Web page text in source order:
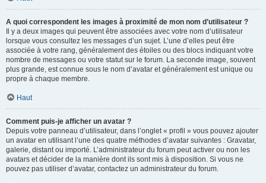
A quoi correspondent les images à proximité de mon nom d’utilisateur ?
Il y a deux images qui peuvent être associées avec votre nom d’utilisateur
lorsque vous consultez les messages d’un sujet. L’une d’elles peut être
associée à votre rang, généralement des étoiles ou des blocs indiquant votre
nombre de messages ou votre statut sur le forum. La seconde image, souvent
plus grande, est connue sous le nom d’avatar et généralement est unique ou
propre à chaque membre.
Haut
Comment puis-je afficher un avatar ?
Depuis votre panneau d’utilisateur, dans l’onglet « profil » vous pouvez ajouter
un avatar en utilisant l’une des quatre méthodes d’avatar suivantes : Gravatar,
galerie, distant ou importé. L’administrateur du forum peut activer ou non les
avatars et décider de la manière dont ils sont mis à disposition. Si vous ne
pouvez pas utiliser d’avatar, contactez un administrateur du forum.